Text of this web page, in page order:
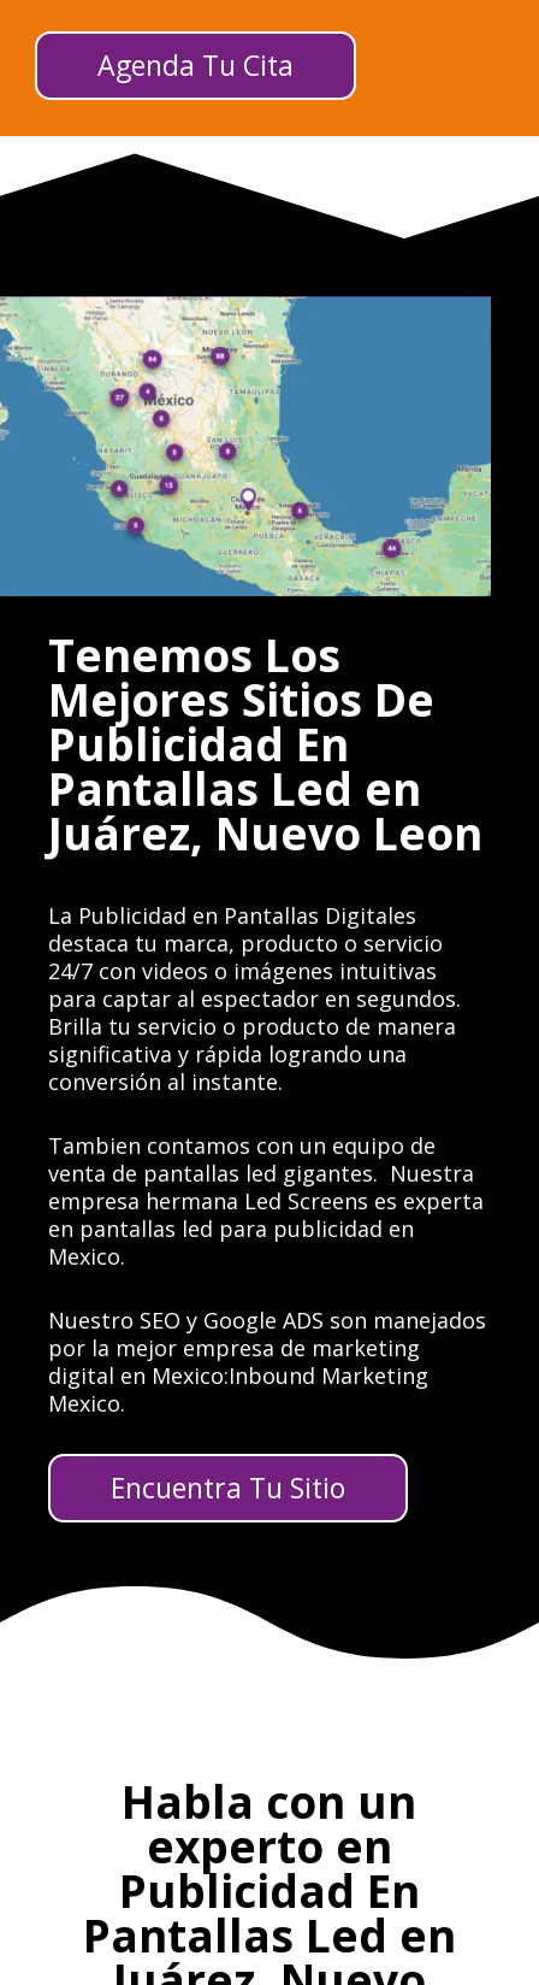
Agenda Tu Cita
Tenemos Los
Mejores Sitios De
Publicidad En
Pantallas Led en
Juárez, Nuevo Leon
La Publicidad en Pantallas Digitales
destaca tu marca, producto o servicio
24/7 con videos o imágenes intuitivas
para captar al espectador en segundos.
Brilla tu servicio o producto de manera
significativa y rápida logrando una
conversión al instante.
Tambien contamos con un equipo de
venta de pantallas led gigantes. Nuestra
empresa hermana Led Screens es experta
en pantallas led para publicidad en
Mexico.
Nuestro SEO y Google ADS son manejados
por la mejor empresa de marketing
digital en Mexico:Inbound Marketing
Mexico.
Encuentra Tu Sitio
Habla con un
experto en
Publicidad En
Pantallas Led en